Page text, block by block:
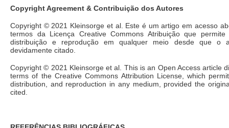
Copyright Agreement & Contribuição dos Autores
Copyright © 2021 Kleinsorge et al. Este é um artigo em acesso
termos da Licença Creative Commons Atribuição que
distribuição e reprodução em qualquer meio desde que o
devidamente citado.
Copyright © 2021 Kleinsorge et al. This is an Open Access article
terms of the Creative Commons Attribution License, which
distribution, and reproduction in any medium, provided the
cited.